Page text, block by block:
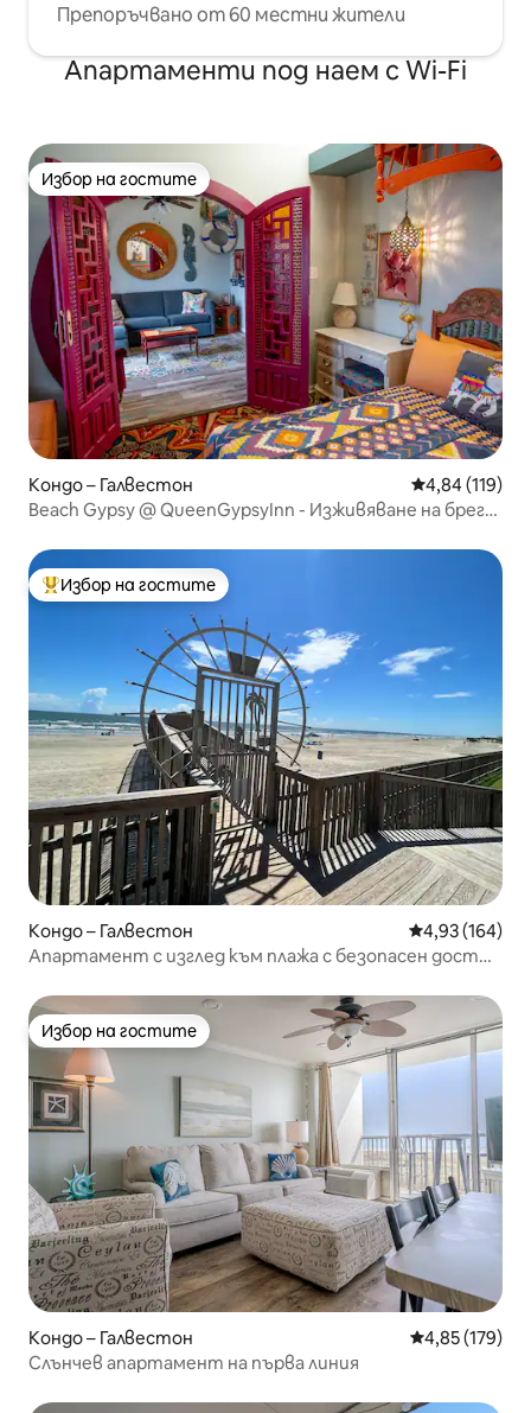
Препоръчвано от 60 местни жители
Апартаменти под наем с Wi-Fi
Избор на гостите
Избор на гостите
Кондо – Галвестон Средна
4,84 (119)
Beach Gypsy @ QueenGypsyInn - Изживяване на брега
Най-популярен избор на гостите
Избор на гостите
Кондо – Галвестон Средна
4,93 (164)
Апартамент с изглед към плажа с безопасен достъп
Избор на гостите
Избор на гостите
Кондо – Галвестон Средна
4,85 (179)
Слънчев апартамент на първа линия